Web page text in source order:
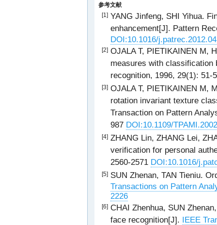
参考文献
[1] YANG Jinfeng, SHI Yihua.
enhancement[J]. Pattern
DOI:10.1016/
[2] OJALA T, PIETIKAINEN M,
measures with classification
recognition, 1996, 29(1): 51-
[3] OJALA T, PIETIKAINEN M,
rotation invariant texture
Transaction on Pattern
987 DOI:10.1109/
[4] ZHANG Lin, ZHANG Lei,
verification for personal
2560-2571 DOI:10.1016/
[5] SUN Zhenan, TAN Tieniu.
Transactions on Pattern
2226
[6] CHAI Zhenhua, SUN
face recognition[J]. IEEE